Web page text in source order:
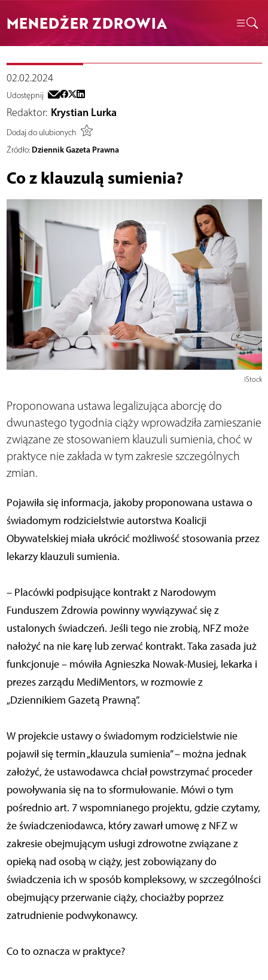
MENEDŻER ZDROWIA
02.02.2024
Udostępnij
Redaktor: Krystian Lurka
Dodaj do ulubionych
Źródło: Dziennik Gazeta Prawna
Co z klauzulą sumienia?
iStock
Proponowana ustawa legalizująca aborcję do
dwunastego tygodnia ciąży wprowadziła zamieszanie
związane ze stosowaniem klauzuli sumienia, choć w
praktyce nie zakłada w tym zakresie szczególnych
zmian.
Pojawiła się informacja, jakoby proponowana ustawa o
świadomym rodzicielstwie autorstwa Koalicji
Obywatelskiej miała ukrócić możliwość stosowania przez
lekarzy klauzuli sumienia.
– Placówki podpisujące kontrakt z Narodowym
Funduszem Zdrowia powinny wywiązywać się z
ustalonych świadczeń. Jeśli tego nie zrobią, NFZ może
nałożyć na nie karę lub zerwać kontrakt. Taka zasada już
funkcjonuje – mówiła Agnieszka Nowak-Musiej, lekarka i
prezes zarządu MediMentors, w rozmowie z
„Dziennikiem Gazetą Prawną”.
W projekcie ustawy o świadomym rodzicielstwie nie
pojawił się termin „klauzula sumienia” – można jednak
założyć, że ustawodawca chciał powstrzymać proceder
powoływania się na to sformułowanie. Mówi o tym
pośrednio art. 7 wspomnianego projektu, gdzie czytamy,
że świadczeniodawca, który zawarł umowę z NFZ w
zakresie obejmującym usługi zdrowotne związane z
opieką nad osobą w ciąży, jest zobowiązany do
świadczenia ich w sposób kompleksowy, w szczególności
obejmujący przerwanie ciąży, chociażby poprzez
zatrudnienie podwykonawcy.
Co to oznacza w praktyce?